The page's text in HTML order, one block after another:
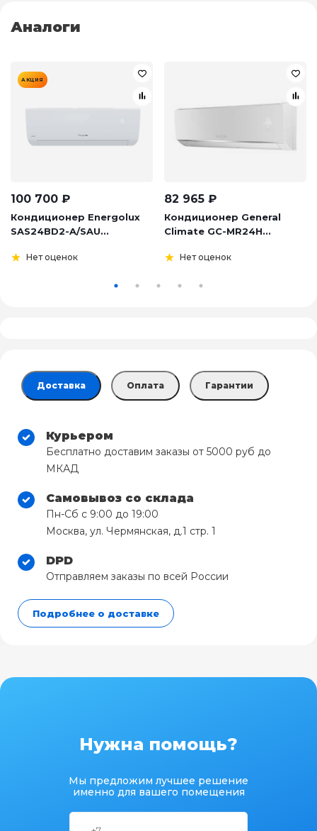
Аналоги
АКЦИЯ
100 700 ₽
Кондиционер Energolux
SAS24BD2-A/SAU...
Нет оценок
82 965 ₽
Кондиционер General
Climate GC-MR24H...
Нет оценок
Доставка Оплата Гарантии
Курьером
Бесплатно доставим заказы от 5000 руб до
МКАД
Самовывоз со склада
Пн-Сб с 9:00 до 19:00
Москва, ул. Чермянская, д.1 стр. 1
DPD
Отправляем заказы по всей России
Подробнее о доставке
Нужна помощь?
Мы предложим лучшее решение
именно для вашего помещения